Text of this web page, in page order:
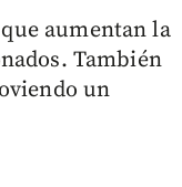
aumentan la
También
un